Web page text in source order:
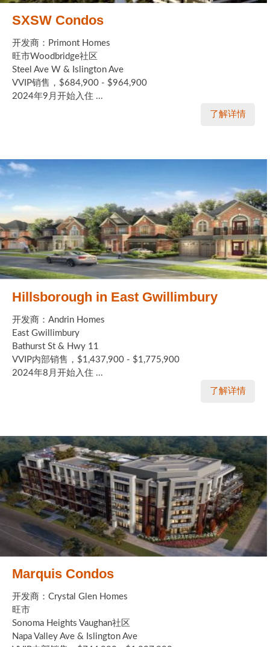
SXSW Condos
开发商：Primont Homes
旺市Woodbridge社区
Steel Ave W & Islington Ave
VVIP销售，$684,900 - $964,900
2024年9月开始入住 ...
了解详情
Hillsborough in East Gwillimbury
开发商：Andrin Homes
East Gwillimbury
Bathurst St & Hwy 11
VVIP内部销售，$1,437,900 - $1,775,900
2024年8月开始入住 ...
了解详情
Marquis Condos
开发商：Crystal Glen Homes
旺市
Sonoma Heights Vaughan社区
Napa Valley Ave & Islington Ave